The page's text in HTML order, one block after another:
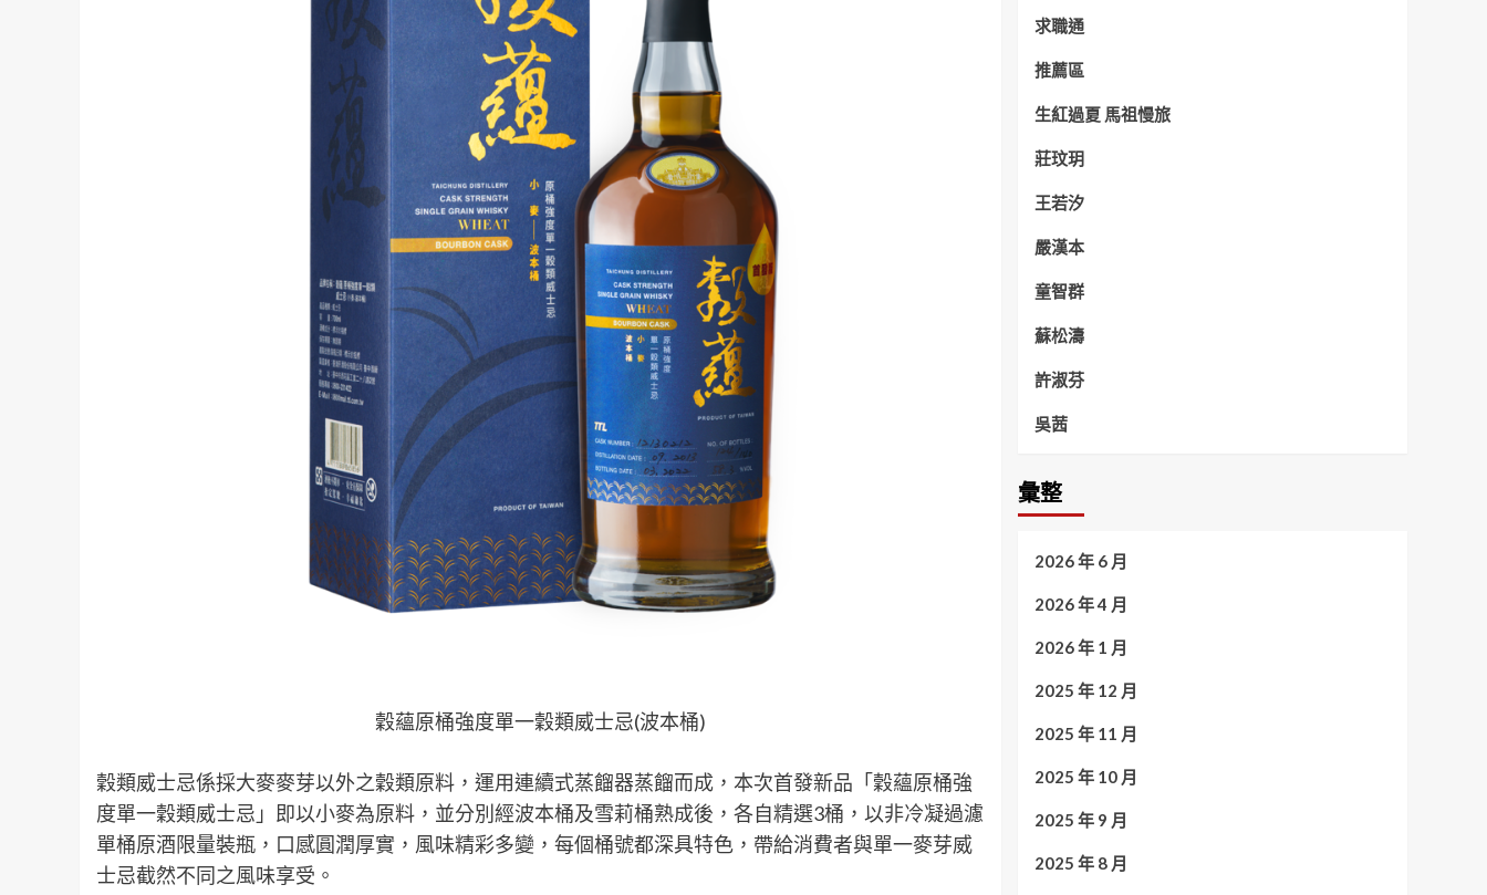
穀蘊原桶強度單一穀類威士忌(波本桶)
穀類威士忌係採大麥麥芽以外之穀類原料，運用連續式蒸餾器蒸餾而成，本次首發新品「穀蘊原桶強
度單一穀類威士忌」即以小麥為原料，並分別經波本桶及雪莉桶熟成後，各自精選3桶，以非冷凝過濾
單桶原酒限量裝瓶，口感圓潤厚實，風味精彩多變，每個桶號都深具特色，帶給消費者與單一麥芽威
士忌截然不同之風味享受。
求職通
推薦區
生紅過夏 馬祖慢旅
莊玟玥
王若汐
嚴漢本
童智群
蘇松濤
許淑芬
吳茜
彙整
2026 年 6 月
2026 年 4 月
2026 年 1 月
2025 年 12 月
2025 年 11 月
2025 年 10 月
2025 年 9 月
2025 年 8 月